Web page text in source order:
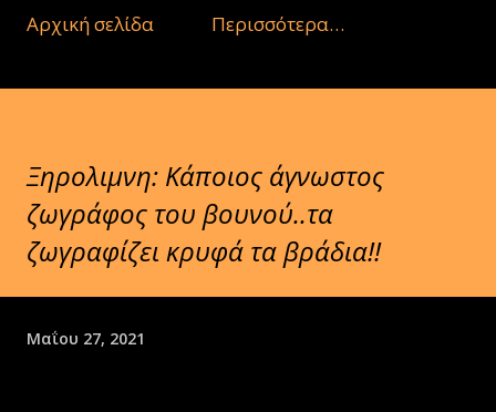
Αρχική σελίδα
Περισσότερα…
Ξηρολιμνη: Κάποιος άγνωστος
ζωγράφος του βουνού..τα
ζωγραφίζει κρυφά τα βράδια!!
Μαΐου 27, 2021